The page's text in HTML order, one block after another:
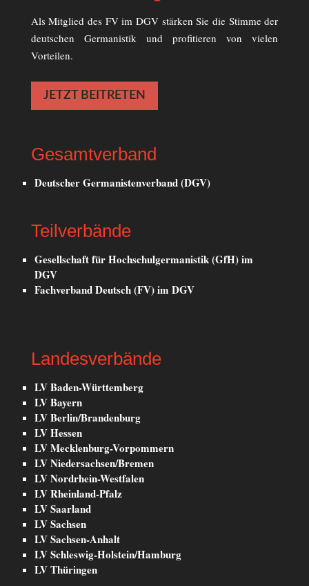
Als Mitglied des FV im DGV stärken Sie die Stimme der
deutschen Germanistik und profitieren von vielen
Vorteilen.
JETZT BEITRETEN
Gesamtverband
Deutscher Germanistenverband (DGV)
Teilverbände
Gesellschaft für Hochschulgermanistik (GfH) im
DGV
Fachverband Deutsch (FV) im DGV
Landesverbände
LV Baden-Württemberg
LV Bayern
LV Berlin/Brandenburg
LV Hessen
LV Mecklenburg-Vorpommern
LV Niedersachsen/Bremen
LV Nordrhein-Westfalen
LV Rheinland-Pfalz
LV Saarland
LV Sachsen
LV Sachsen-Anhalt
LV Schleswig-Holstein/Hamburg
LV Thüringen